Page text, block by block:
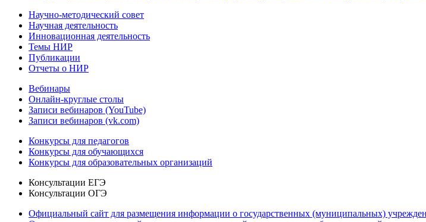
Научно-методический совет
Научная деятельность
Инновационная деятельность
Темы НИР
Публикации
Отчеты о НИР
Вебинары
Онлайн-круглые столы
Записи вебинаров (YouTube)
Записи вебинаров (vk.com)
Конкурсы для педагогов
Конкурсы для обучающихся
Конкурсы для образовательных организаций
Консультации ЕГЭ
Консультации ОГЭ
Официальный сайт для размещения информации о государственных (муниципальных)